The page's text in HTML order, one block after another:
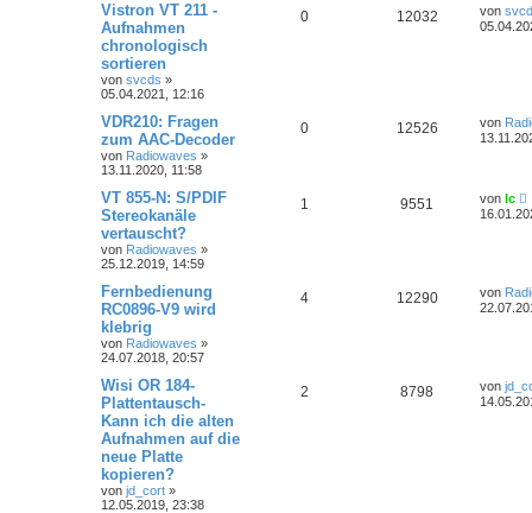
Vistron VT 211 -
Aufnahmen
chronologisch
sortieren
von svcds »
05.04.2021, 12:16
0 12032 von
VDR210: Fragen
zum AAC-Decoder
von Radiowaves »
13.11.2020, 11:58
0 12526 von
VT 855-N: S/PDIF
Stereokanäle
vertauscht?
von Radiowaves »
25.12.2019, 14:59
1 9551 von lc
Fernbedienung
RC0896-V9 wird
klebrig
von Radiowaves »
24.07.2018, 20:57
4 12290 von
Wisi OR 184-
Plattentausch-
Kann ich die alten
Aufnahmen auf die
neue Platte
kopieren?
von jd_cort »
12.05.2019, 23:38
2 8798 von